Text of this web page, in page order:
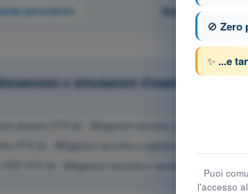
precedente Domanda 2 di 70
e simulazioni d'esame a tempo
d'esame STS-02 - Mitigazioni tecniche e operative del
STS-02 - Mitigazioni tecniche e operative del rischio in aria
PDF STS-02 - Mitigazioni tecniche e operative del rischio in
🚫 Zero
✨ ...e
Puoi
l'accesso al